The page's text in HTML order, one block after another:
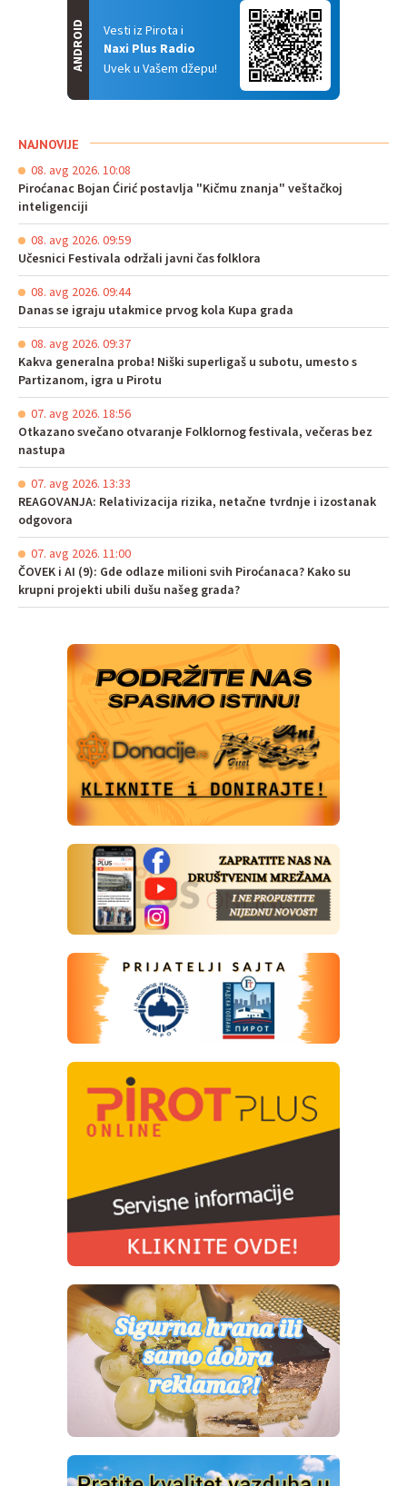
Vesti iz Pirota i
Naxi Plus Radio
Uvek u Vašem džepu!
ANDROID
NAJNOVIJE
08. avg 2026. 10:08
Piroćanac Bojan Ćirić postavlja "Kičmu znanja" veštačkoj
inteligenciji
08. avg 2026. 09:59
Učesnici Festivala održali javni čas folklora
08. avg 2026. 09:44
Danas se igraju utakmice prvog kola Kupa grada
08. avg 2026. 09:37
Kakva generalna proba! Niški superligaš u subotu, umesto s
Partizanom, igra u Pirotu
07. avg 2026. 18:56
Otkazano svečano otvaranje Folklornog festivala, večeras bez
nastupa
07. avg 2026. 13:33
REAGOVANJA: Relativizacija rizika, netačne tvrdnje i izostanak
odgovora
07. avg 2026. 11:00
ČOVEK i AI (9): Gde odlaze milioni svih Piroćanaca? Kako su
krupni projekti ubili dušu našeg grada?